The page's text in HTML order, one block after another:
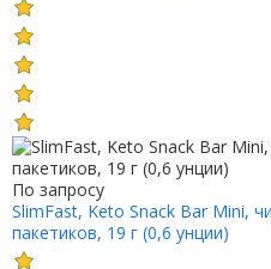
По запросу
SlimFast, Keto Snack Bar Mini,
пакетиков, 19 г (0,6 унции)